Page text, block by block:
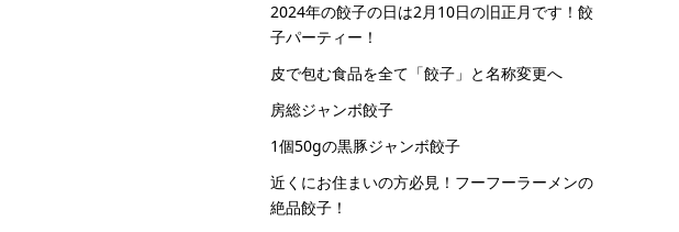
2024年の餃子の日は2月10日の旧正月です！餃
子パーティー！
皮で包む食品を全て「餃子」と名称変更へ
房総ジャンボ餃子
1個50gの黒豚ジャンボ餃子
近くにお住まいの方必見！フーフーラーメンの
絶品餃子！